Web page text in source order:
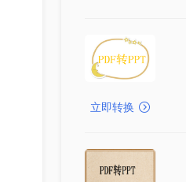
立即转换